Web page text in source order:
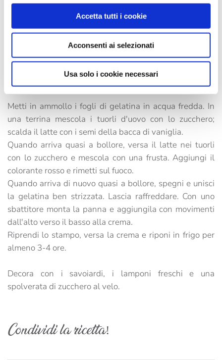
Accetta tutti i cookie
Acconsenti ai selezionati
Usa solo i cookie necessari
la base di uno stampo (diametro 18 cm) con i biscotti e
lascia riposare in frigorifero per 30 minuti.
Preparazione della Bavarese:
Metti in ammollo i fogli di gelatina in acqua fredda. In
una terrina mescola i tuorli d'uovo con lo zucchero;
scalda il latte con i semi della bacca di vaniglia.
Quando arriva quasi a bollore, versa il latte nei tuorli
con lo zucchero e mescola con una frusta. Aggiungi il
colorante rosso e rimetti sul fuoco.
Quando arriva di nuovo quasi a bollore, spegni e unisci
la gelatina ben strizzata. Lascia raffreddare. Con uno
sbattitore monta la panna e aggiungila con movimenti
dall'alto verso il basso alla crema.
Riprendi lo stampo, versa la crema e riponi in frigo per
almeno 3-4 ore.
Decora con i savoiardi, i lamponi freschi e una
spolverata di zucchero al velo.
Condividi la ricetta!